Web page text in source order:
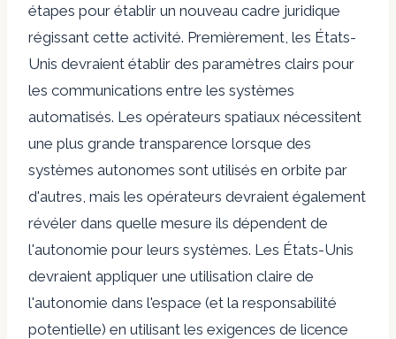
étapes pour établir un nouveau cadre juridique
régissant cette activité. Premièrement, les États-
Unis devraient établir des paramètres clairs pour
les communications entre les systèmes
automatisés. Les opérateurs spatiaux nécessitent
une plus grande transparence lorsque des
systèmes autonomes sont utilisés en orbite par
d'autres, mais les opérateurs devraient également
révéler dans quelle mesure ils dépendent de
l'autonomie pour leurs systèmes. Les États-Unis
devraient appliquer une utilisation claire de
l'autonomie dans l'espace (et la responsabilité
potentielle) en utilisant les exigences de licence